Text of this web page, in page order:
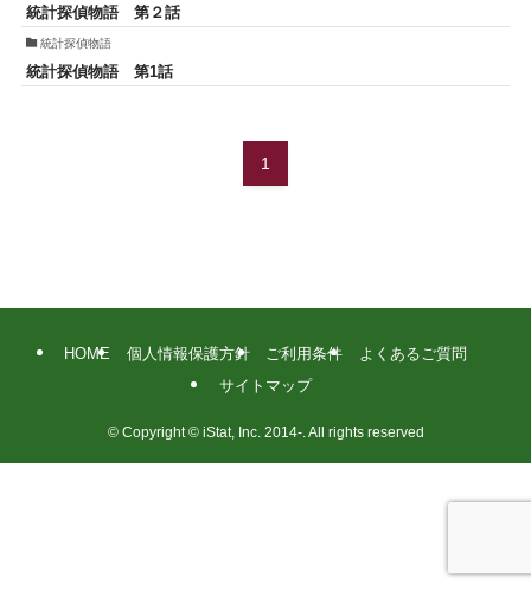
統計探偵物語 第２話
統計探偵物語
統計探偵物語 第1話
1
HOME 個人情報保護方針 ご利用条件
よくあるご質問
サイトマップ
©Copyright © iStat, Inc. 2014-. All rights reserved